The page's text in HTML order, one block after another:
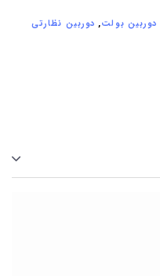
دوربین بولت, دوربین نظارتی